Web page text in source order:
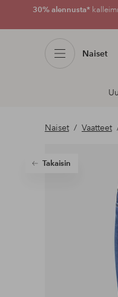
30% alennusta*
Naiset
Navigointi
osastoilla
Naiset Vaatteet
Takaisin